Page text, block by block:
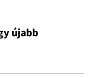
újabb